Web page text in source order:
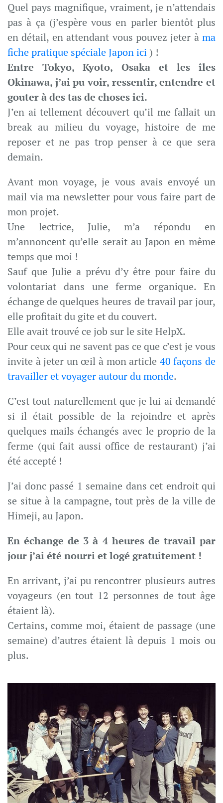
Quel pays magnifique, vraiment, je n’attendais
pas à ça (j’espère vous en parler bientôt plus
en détail, en attendant vous pouvez jeter à ma
fiche pratique spéciale Japon ici) !
Entre Tokyo, Kyoto, Osaka et les îles
Okinawa, j’ai pu voir, ressentir, entendre et
gouter à des tas de choses ici.
J’en ai tellement découvert qu’il me fallait un
break au milieu du voyage, histoire de me
reposer et ne pas trop penser à ce que sera
demain.
Avant mon voyage, je vous avais envoyé un
mail via ma newsletter pour vous faire part de
mon projet.
Une lectrice, Julie, m’a répondu en
m’annoncent qu’elle serait au Japon en même
temps que moi !
Sauf que Julie a prévu d’y être pour faire du
volontariat dans une ferme organique. En
échange de quelques heures de travail par jour,
elle profitait du gite et du couvert.
Elle avait trouvé ce job sur le site HelpX.
Pour ceux qui ne savent pas ce que c’est je vous
invite à jeter un œil à mon article 40 façons de
travailler et voyager autour du monde.
C’est tout naturellement que je lui ai demandé
si il était possible de la rejoindre et après
quelques mails échangés avec le proprio de la
ferme (qui fait aussi office de restaurant) j’ai
été accepté !
J’ai donc passé 1 semaine dans cet endroit qui
se situe à la campagne, tout près de la ville de
Himeji, au Japon.
En échange de 3 à 4 heures de travail par
jour j’ai été nourri et logé gratuitement !
En arrivant, j’ai pu rencontrer plusieurs autres
voyageurs (en tout 12 personnes de tout âge
étaient là).
Certains, comme moi, étaient de passage (une
semaine) d’autres étaient là depuis 1 mois ou
plus.